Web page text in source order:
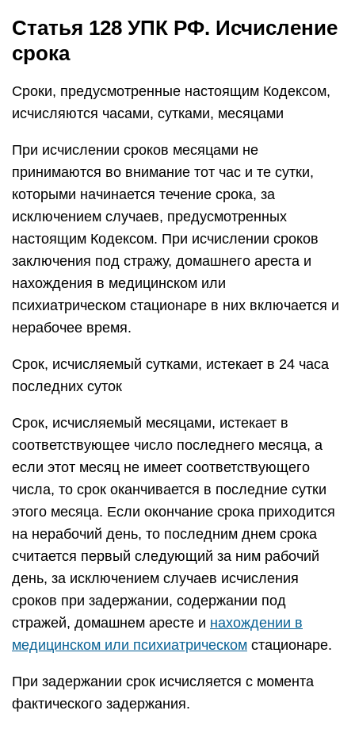
Статья 128 УПК РФ. Исчисление
срока
Сроки, предусмотренные настоящим Кодексом,
исчисляются часами, сутками, месяцами
При исчислении сроков месяцами не
принимаются во внимание тот час и те сутки,
которыми начинается течение срока, за
исключением случаев, предусмотренных
настоящим Кодексом. При исчислении сроков
заключения под стражу, домашнего ареста и
нахождения в медицинском или
психиатрическом стационаре в них включается и
нерабочее время.
Срок, исчисляемый сутками, истекает в 24 часа
последних суток
Срок, исчисляемый месяцами, истекает в
соответствующее число последнего месяца, а
если этот месяц не имеет соответствующего
числа, то срок оканчивается в последние сутки
этого месяца. Если окончание срока приходится
на нерабочий день, то последним днем срока
считается первый следующий за ним рабочий
день, за исключением случаев исчисления
сроков при задержании, содержании под
стражей, домашнем аресте и нахождении в
медицинском или психиатрическом стационаре.
При задержании срок исчисляется с момента
фактического задержания.